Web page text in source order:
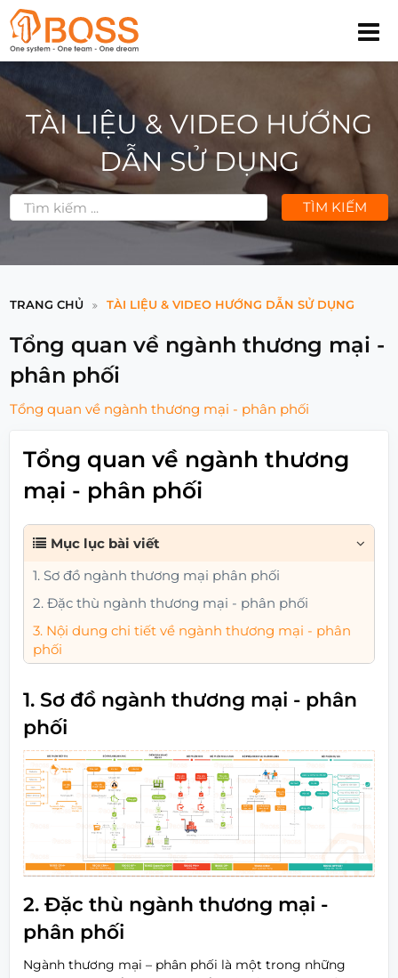
TÀI LIỆU & VIDEO HƯỚNG
DẪN SỬ DỤNG
TÌM KIẾM
TRANG CHỦ TÀI LIỆU & VIDEO HƯỚNG DẪN SỬ DỤNG
Tổng quan về ngành thương mại -
phân phối
Tổng quan về ngành thương mại - phân phối
Tổng quan về ngành thương
mại - phân phối
Mục lục bài viết
1. Sơ đồ ngành thương mại phân phối
2. Đặc thù ngành thương mại - phân phối
3. Nội dung chi tiết về ngành thương mại - phân
phối
1. Sơ đồ ngành thương mại - phân
phối
2. Đặc thù ngành thương mại -
phân phối
Ngành thương mại – phân phối là một trong những